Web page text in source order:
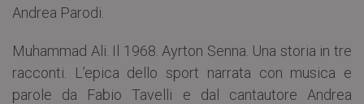
Andrea Parodi.
Muhammad Ali. Il 1968. Ayrton Senna. Una storia in tre
racconti. L’epica dello sport narrata con musica e
parole da Fabio Tavelli e dal cantautore Andrea